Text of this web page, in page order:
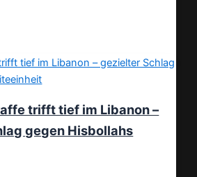
trifft tief im Libanon –
gegen Hisbollahs